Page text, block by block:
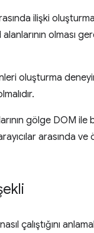
ilişki
olması
oluşturma
gölge DOM ile
arasında
çalıştığını